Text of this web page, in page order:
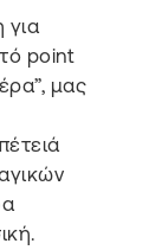
point
μας